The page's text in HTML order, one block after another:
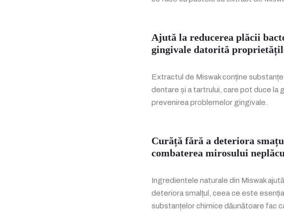
Ajută la reducerea plăcii
gingivale datorită
Extractul de Miswak conține
dentare și a tartrului, care pot duce la
prevenirea problemelor gingivale.
Curăță fără a deteriora
combaterea mirosului
Ingredientele naturale din Miswak
deteriora smalțul, ceea ce este
substanțelor chimice dăunătoare fac